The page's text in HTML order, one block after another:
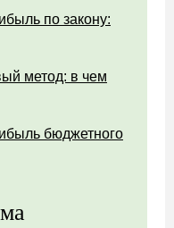
по закону:
метод: в чем
бюджетного